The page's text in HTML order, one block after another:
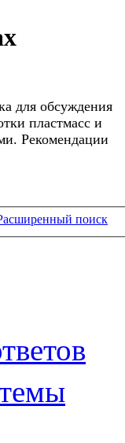
для обсуждения
пластмасс и
Рекомендации
поиск